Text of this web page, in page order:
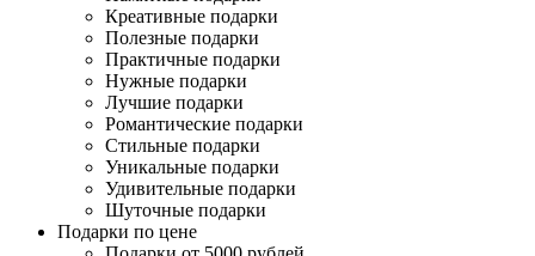
Креативные подарки
Полезные подарки
Практичные подарки
Нужные подарки
Лучшие подарки
Романтические подарки
Стильные подарки
Уникальные подарки
Удивительные подарки
Шуточные подарки
Подарки по цене